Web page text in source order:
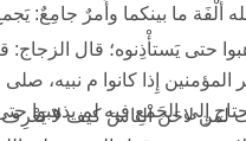
أُلْفَة ما بينكما وأَمرٌ جامِعٌ:
حتى يَستأْذِنوه؛ قال
إِذا كانوا م نبيه،
إِلى الجَمْعِ فيه لم يذهبوا
لاحَنَ الناسَ كيف لا يَعْرِف